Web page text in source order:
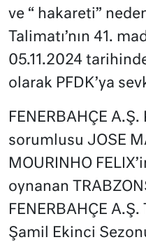
ve “ hakareti”
Talimatı’nın 41.
05.11.2024
olarak PFDK’ya
FENERBAHÇE
sorumlusu JOSE
MOURINHO
oynanan
FENERBAHÇE
Şamil Ekinci